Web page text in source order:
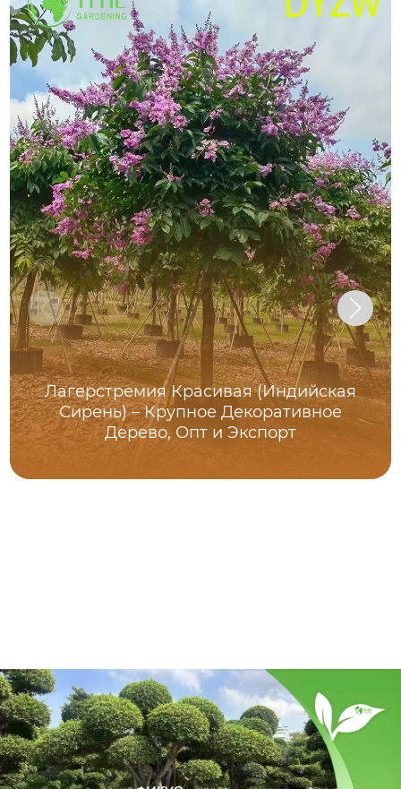
Лагерстремия Красивая (Индийская
Сирень) – Крупное Декоративное
Дерево, Опт и Экспорт